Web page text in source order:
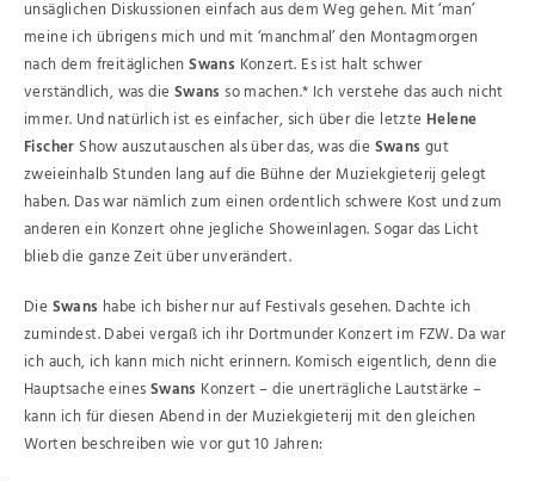
unsäglichen Diskussionen einfach aus dem Weg gehen. Mit ‘man’
meine ich übrigens mich und mit ‘manchmal’ den Montagmorgen
nach dem freitäglichenSwans Konzert. Es ist halt schwer
verständlich, was dieSwansso machen.* Ich verstehe das auch nicht
immer. Und natürlich ist es einfacher, sich über die letzte Helene
Fischer Show auszutauschen als über das, was dieSwansgut
zweieinhalb Stunden lang auf die Bühne der Muziekgieterij gelegt
haben. Das war nämlich zum einen ordentlich schwere Kost und zum
anderen ein Konzert ohne jegliche Showeinlagen. Sogar das Licht
blieb die ganze Zeit über unverändert.
DieSwans habe ich bisher nur auf Festivals gesehen. Dachte ich
zumindest. Dabei vergaß ich ihr Dortmunder Konzert im FZW. Da war
ich auch, ich kann mich nicht erinnern. Komisch eigentlich, denn die
Hauptsache einesSwans Konzert – die unerträgliche Lautstärke –
kann ich für diesen Abend in der Muziekgieterij mit den gleichen
Worten beschreiben wie vor gut 10 Jahren: